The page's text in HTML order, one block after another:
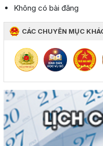
Không có bài đăng
CÁC CHUYÊN MỤC